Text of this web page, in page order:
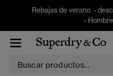
Rebajas de verano -
- Hombre